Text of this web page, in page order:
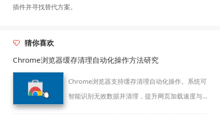
插件并寻找替代方案。
猜你喜欢
Chrome浏览器缓存清理自动化操作方法研究
Chrome浏览器支持缓存清理自动化操作。系统可
智能识别无效数据并清理，提升网页加载速度与